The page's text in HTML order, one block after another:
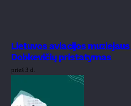
Lietuvos aviacijos
Dobkevičių pristatymas
prieš 3 d.